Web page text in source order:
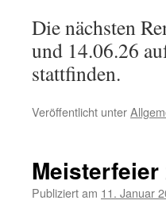
Die nächsten
und 14.06.26
stattfinden.
Veröffentlicht unter
Meisterfeier
Publiziert am 11. Januar